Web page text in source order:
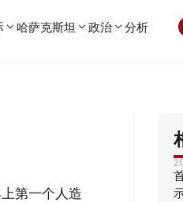
哈萨克斯坦 政治 分析
第一个人造